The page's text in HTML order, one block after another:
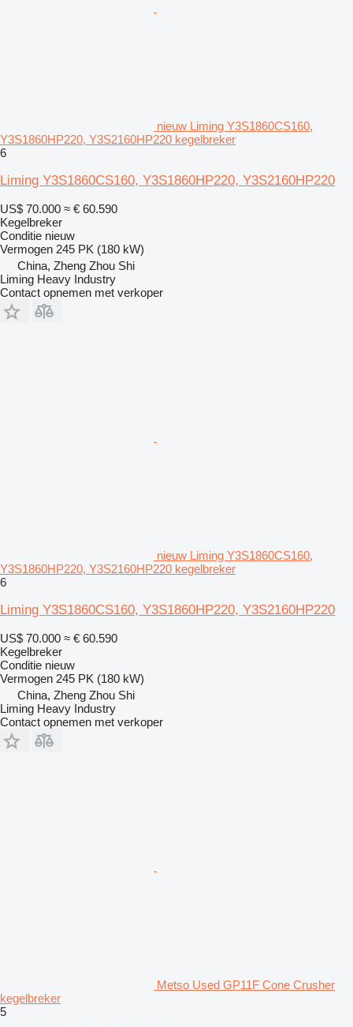
nieuw Liming Y3S1860CS160,
Y3S1860HP220, Y3S2160HP220 kegelbreker
6
Liming Y3S1860CS160, Y3S1860HP220, Y3S2160HP220
US$ 70.000 ≈ € 60.590
Kegelbreker
Conditie nieuw
Vermogen 245 PK (180 kW)
China, Zheng Zhou Shi
Liming Heavy Industry
Contact opnemen met verkoper
nieuw Liming Y3S1860CS160,
Y3S1860HP220, Y3S2160HP220 kegelbreker
6
Liming Y3S1860CS160, Y3S1860HP220, Y3S2160HP220
US$ 70.000 ≈ € 60.590
Kegelbreker
Conditie nieuw
Vermogen 245 PK (180 kW)
China, Zheng Zhou Shi
Liming Heavy Industry
Contact opnemen met verkoper
Metso Used GP11F Cone Crusher
kegelbreker
5